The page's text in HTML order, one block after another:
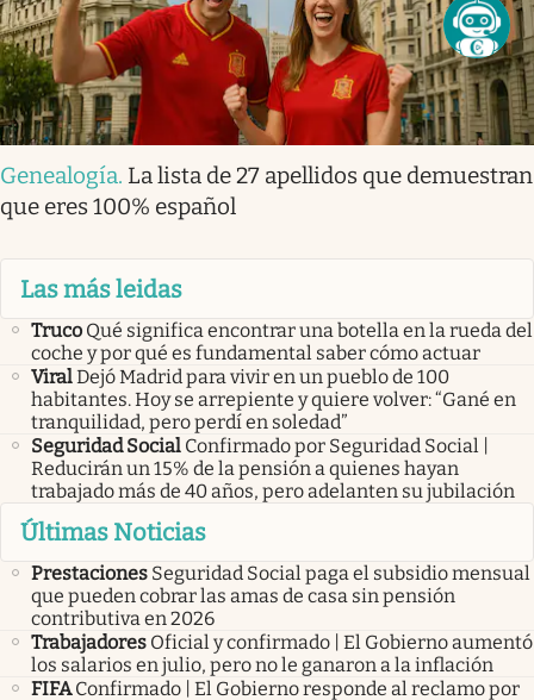
Genealogía. La lista de 27 apellidos que demuestran
que eres 100% español
Las más leidas
Truco Qué significa encontrar una botella en la rueda del
coche y por qué es fundamental saber cómo actuar
ViralDejó Madrid para vivir en un pueblo de 100
habitantes. Hoy se arrepiente y quiere volver: “Gané en
tranquilidad, pero perdí en soledad”
Seguridad Social Confirmado por Seguridad Social |
Reducirán un 15% de la pensión a quienes hayan
trabajado más de 40 años, pero adelanten su jubilación
Últimas Noticias
Prestaciones Seguridad Social paga el subsidio mensual
que pueden cobrar las amas de casa sin pensión
contributiva en 2026
Trabajadores Oficial y confirmado | El Gobierno aumentó
los salarios en julio, pero no le ganaron a la inflación
FIFA Confirmado | El Gobierno responde al reclamo por